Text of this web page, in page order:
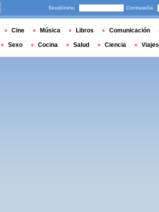
Seudónimo Contraseña
Cine Música Libros Comunicación
Sexo Cocina Salud Ciencia Viajes